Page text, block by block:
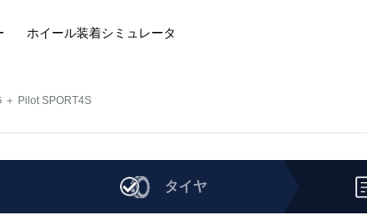
ホイール装着シミュレータ
＋ Pilot SPORT4S
タイヤ